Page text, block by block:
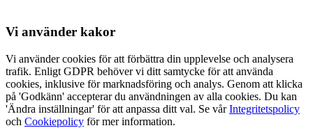
Vi använder kakor
Vi använder cookies för att förbättra din upplevelse och analysera
trafik. Enligt GDPR behöver vi ditt samtycke för att använda
cookies, inklusive för marknadsföring och analys. Genom att klicka
på 'Godkänn' accepterar du användningen av alla cookies. Du kan
'Ändra inställningar' för att anpassa ditt val. Se vårIntegritetspolicy
och Cookiepolicy för mer information.